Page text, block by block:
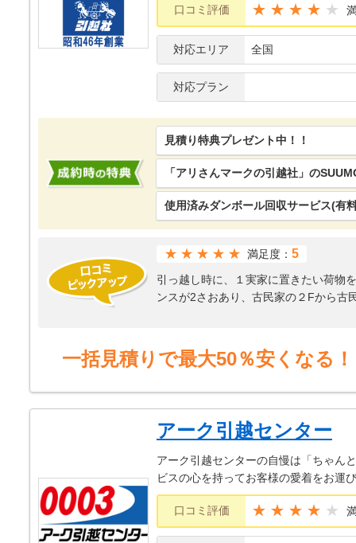
口コミ評価 ★★★★
対応エリア 全国
対応プラン
見積り特典プレゼント中！！
「アリさんマークの引越社」の
使用済みダンボール回収サービス(有
★★★★★ 満足度： 5
引っ越し時に、１実家に置きたい荷物
ンスが2さおあり、古民家の２Fから古
現在の住まいへの運搬もエレベータ
りでした。何年も前にアリさんにお
一括見積りで最大50％安くなる！
アーク引越センター
アーク引越センターの自慢は「ちゃん
ビスの心を持ってお客様の愛着をお運
口コミ評価 ★★★★